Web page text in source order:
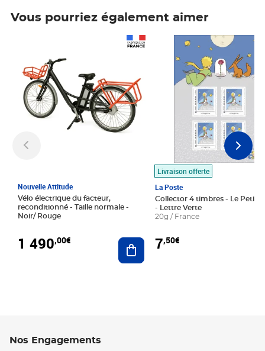
Vous pourriez également aimer
Nouvelle Attitude
Vélo électrique du facteur,
reconditionné - Taille normale -
Noir/ Rouge
1 490,00€ Ajouter au panier
Livraison offerte
La Poste
Collector 4 timbres - Le Petit
- Lettre Verte
20g / France
7,50€
Prix 7,50€
Nos Engagements